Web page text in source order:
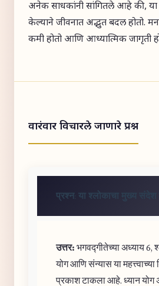
अनेक साधकांनी सांगितले आहे की, या
केल्याने जीवनात अद्भुत बदल होतो.
कमी होतो आणि आध्यात्मिक जागृती
वारंवार विचारले जाणारे प्रश्न
प्रश्न: या श्लोकाचा मुख्य संदेश
उत्तर: भगवद्गीतेच्या अध्याय 6,
योग आणि संन्यास या महत्त्वाच्या
प्रकाश टाकला आहे. ध्यान योग